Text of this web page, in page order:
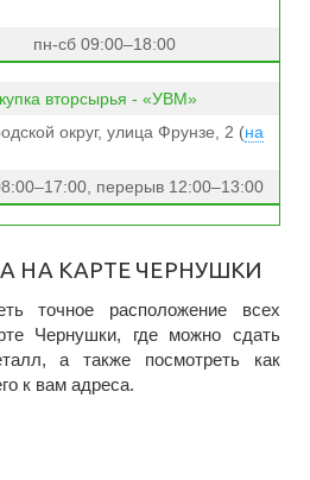
пн-сб 09:00–18:00
вторсырья - «УВМ»
округ, улица Фрунзе, 2 (на
перерыв 12:00–13:00
НА КАРТЕ ЧЕРНУШКИ
точное расположение всех
Чернушки, где можно сдать
а также посмотреть как
к вам адреса.